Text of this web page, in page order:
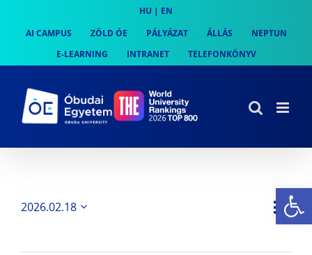
content
HU | EN
AI CAMPUS
ZÖLD ÓE PÁLYÁZAT ÁLLÁS
NEPTUN
E-LEARNING
INTRANET TELEFONKÖNYV
Nap
2026.02.18